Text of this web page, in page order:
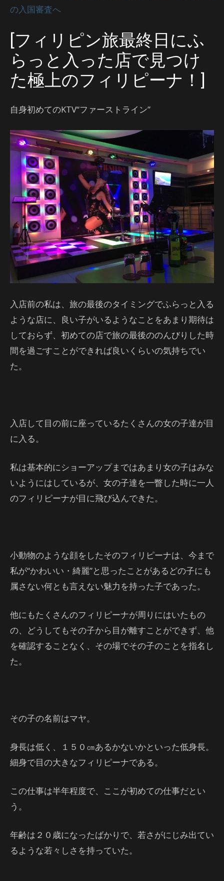
の入国審査へ
[フィリピン旅最終日にふ
らっと入った店で見つけ
た極上のフィリピーナ！]
自身初めてのKTV“ファーストライン”
入店前の私は、旅の最後のタイミングでふらっと入る
ような店に、良い子がいるようなことをあまり期待は
しておらず、初めての店で旅の最後ののんびりした時
間を過ごすことができれば良いくらいの気持ちでい
た。
入店して目の前に座っているたくさんの女の子達が目
に入る。
私は基本的にショーアップまではあまり女の子はみな
いようにはしているが、女の子達を一瞥した時に一人
のフィリピーナが目に飛び込んできた。
小動物のような顔をしたそのフィリピーナは、今まで
私が“かわいい・綺麗”と思ったことがあるどの子にも
属さない何とも言えない魅力を持った子であった。
他にもたくさんのフィリピーナが周りにはいたもの
の、どうしてもその子から目が離すことができず、他
を確認することなく、その場でその子のことを指名し
た。
その子の名前はマヤ。
身長は低く、１５０㎝あるかないかといった低身長。
細身で目の大きなフィリピーナである。
この仕事は半年程度で、ここが初めての仕事だとい
う。
年齢は２０歳になったばかりで、若さがにじみ出てい
るような若々しさを持っていた。